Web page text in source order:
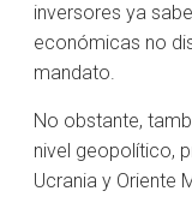
inversores ya
económicas no
mandato.
No obstante,
nivel geopolítico,
Ucrania y Oriente